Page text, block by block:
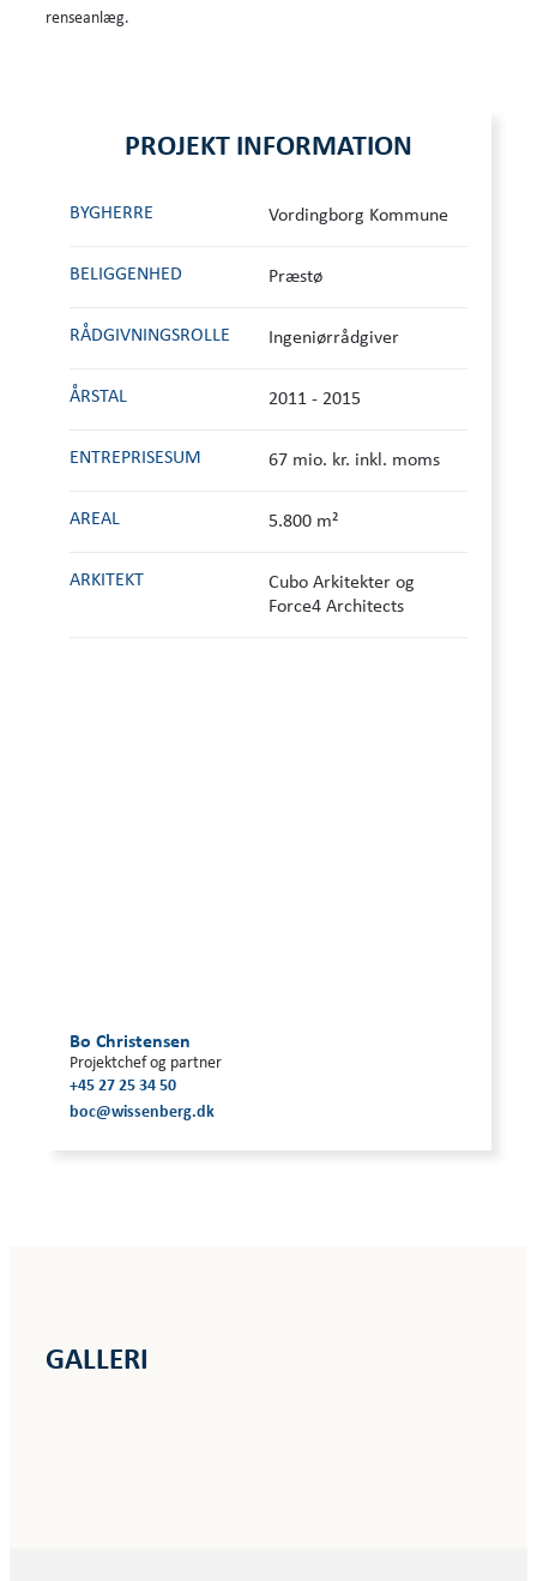
renseanlæg.
PROJEKT INFORMATION
BYGHERRE Vordingborg Kommune
BELIGGENHED Præstø
RÅDGIVNINGS­ROLLE Ingeniørrådgiver
ÅRSTAL 2011 - 2015
ENTREPRISESUM 67 mio. kr. inkl. moms
AREAL 5.800 m²
ARKITEKT
Cubo Arkitekter og
Force4 Architects
Bo Christensen
Projektchef og partner
+45 27 25 34 50
boc@wissenberg.dk
GALLERI